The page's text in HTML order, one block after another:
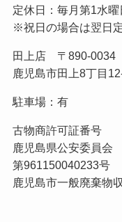
定休日：毎月第1水曜
※祝日の場合は翌日
田上店 〒890-0034
鹿児島市田上8丁目
駐車場：有
古物商許可証番号
鹿児島県公安委員会
第961150040233号
鹿児島市一般廃棄物